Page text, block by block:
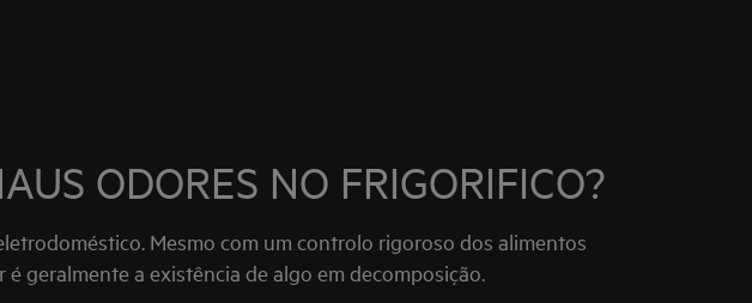
ODORES NO FRIGORIFICO?
Mesmo com um controlo rigoroso dos alimentos
geralmente a existência de algo em decomposição.